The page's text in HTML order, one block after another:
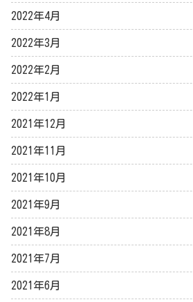
2022年4月
2022年3月
2022年2月
2022年1月
2021年12月
2021年11月
2021年10月
2021年9月
2021年8月
2021年7月
2021年6月